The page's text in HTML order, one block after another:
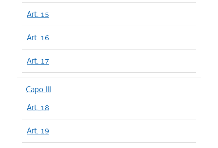
Art. 15
Art. 16
Art. 17
Capo III
Art. 18
Art. 19